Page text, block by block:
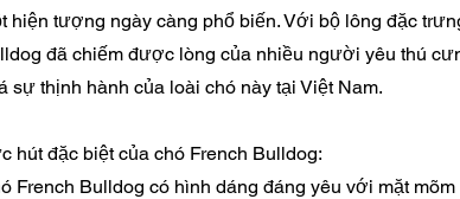
hiện tượng ngày càng phổ biến. Với bộ lông đặc
đã chiếm được lòng của nhiều người yêu thú
sự thịnh hành của loài chó này tại Việt Nam.
hút đặc biệt của chó French Bulldog:
French Bulldog có hình dáng đáng yêu với mặt